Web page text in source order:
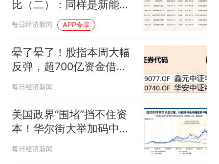
比（二）：同样是新能源
ETF，背后跟踪的指数有
什么不同？
每日经济新闻 APP专享
晕了晕了！股指本周大幅
反弹，超700亿资金借
ETF落袋为安，但这些板
每日经济新闻
美国政界“围堵”挡不住资
本！华尔街大举加码中国
“硬科技”：光通信ETF半
每日经济新闻